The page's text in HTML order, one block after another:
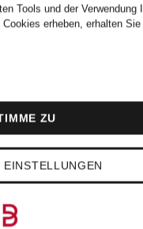
3-
C-
BACK
Tools und der Verwendung
erheben, erhalten
ZU